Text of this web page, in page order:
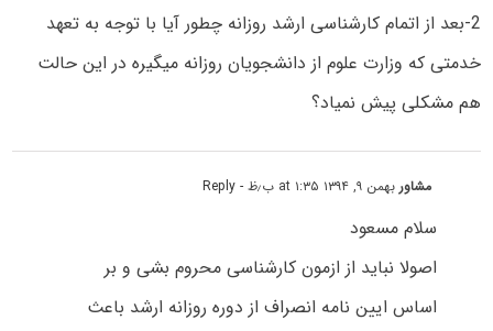
2-بعد از اتمام کارشناسی ارشد روزانه چطور آیا با توجه به تعهد
خدمتی که وزارت علوم از دانشجویان روزانه میگیره در این حالت
هم مشکلی پیش نمیاد؟
مشاوربهمن ۹, ۱۳۹۴ at ۱:۳۵ ب٫ظ - Reply
سلام مسعود
اصولا نباید از ازمون کارشناسی محروم بشی و بر
اساس ایین نامه انصراف از دوره روزانه ارشد باعث